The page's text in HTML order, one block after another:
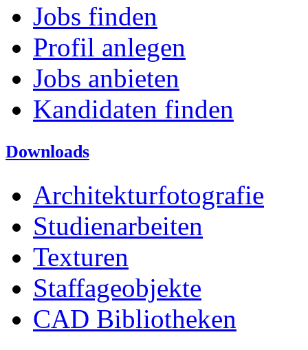
Jobs finden
Profil anlegen
Jobs anbieten
Kandidaten finden
Downloads
Architekturfotografie
Studienarbeiten
Texturen
Staffageobjekte
CAD Bibliotheken